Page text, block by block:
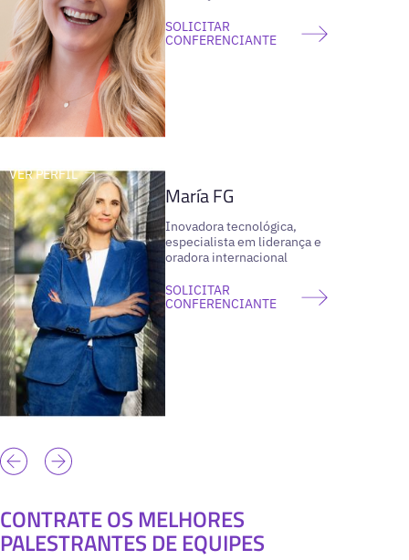
SOLICITAR
CONFERENCIANTE
VER PERFIL
María FG
Inovadora tecnológica,
especialista em liderança e
oradora internacional
SOLICITAR
CONFERENCIANTE
CONTRATE OS MELHORES
PALESTRANTES DE EQUIPES